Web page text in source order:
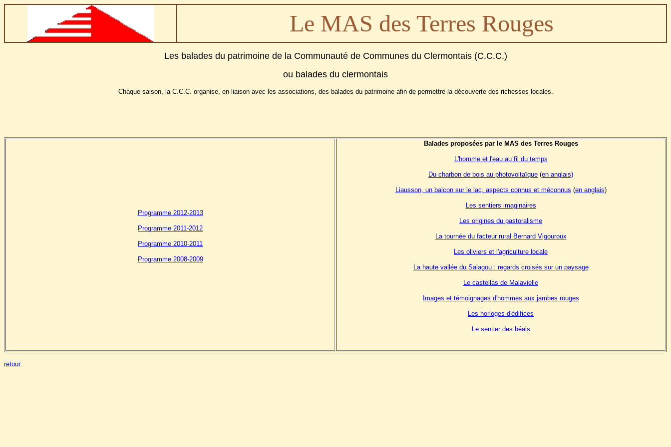
Le MAS des Terres Rouges
Les balades du patrimoine de la Communauté de Communes du Clermontais (C.C.C.)
ou balades du clermontais
Chaque saison, la C.C.C. organise, en liaison avec les associations, des balades du patrimoine afin de permettre la découverte des richesses locales.
Programme 2012-2013
Programme 2011-2012
Programme 2010-2011
Programme 2008-2009
Balades proposées par le MAS des Terres Rouges
L'homme et l'eau au fil du temps
Du charbon de bois au photovoltaïque (en anglais)
Liausson, un balcon sur le lac, aspects connus et méconnus (en anglais)
Les sentiers imaginaires
Les origines du pastoralisme
La tournée du facteur rural Bernard Vigouroux
Les oliviers et l'agriculture locale
La haute vallée du Salagou : regards croisés sur un paysage
Le castellas de Malavielle
Images et témoignages d'hommes aux jambes rouges
Les horloges d'édifices
Le sentier des béals
retour